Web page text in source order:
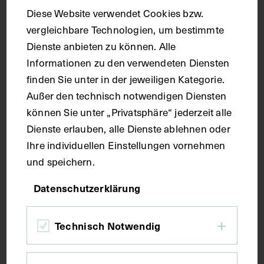
Aquarell
Maße
Bildmaß 40,5 x 31,9 cm
Kurzbeschreibung
Linke Seitenansicht des Groß- und Kleinhirns mit
der Darstellung der Riechfäden (Nervi olfactorii)
und des weiteren Verlaufes der Riechbahn (Bulbus
et tractus olfactorius), der Verzweigung des 1. und
2. Astes (Nervus ophthalmicus et n. maxillaris) des 5.
mandibularis) ist an seinem Abgang vom Stamm
Diese Website verwendet Cookies bzw.
vergleichbare Technologien, um bestimmte
Dienste anbieten zu können. Alle
Informationen zu den verwendeten Diensten
finden Sie unter in der jeweiligen Kategorie.
Außer den technisch notwendigen Diensten
können Sie unter „Privatsphäre“ jederzeit alle
Dienste erlauben, alle Dienste ablehnen oder
Ihre individuellen Einstellungen vornehmen
und speichern.
Datenschutzerklärung
Technisch Notwendig